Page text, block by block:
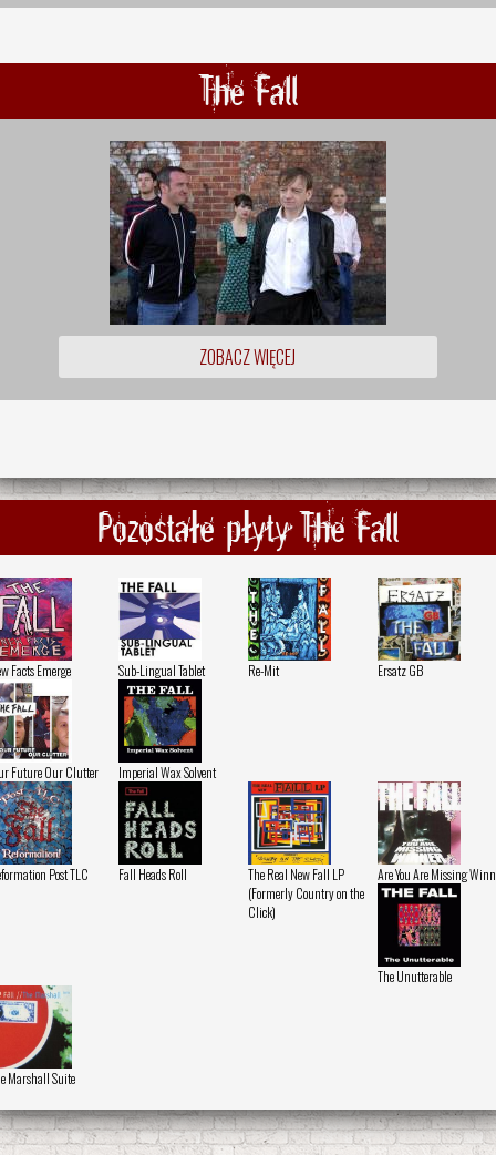
The Fall
ZOBACZ WIĘCEJ
Pozostałe płyty The Fall
Facts Emerge Sub-Lingual Tablet Re-Mit Ersatz GB
Future Our Clutter Imperial Wax Solvent
Post TLC Fall Heads Roll
The Real New Fall LP
(Formerly Country on the
Click)
Are You Are Missing
The Unutterable
Marshall Suite